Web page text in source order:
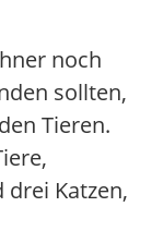
noch
sollten,
Tieren.
Katzen,